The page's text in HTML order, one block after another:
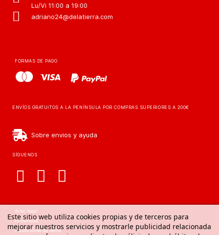
Este sitio web utiliza cookies propias y de terceros para
mejorar nuestros servicios y mostrarle publicidad relacionada
Lu/Vi 11:00 a 19:00
adriano24@delatierra.com
FORMAS DE PAGO
ENVÍOS GRATUITOS A LA PENÍNSULA POR COMPRAS SUPERIORES A 200€
Sobre envios y ayuda
SÍGUENOS
Aviso legal
Privacidad
Condiciones de venta